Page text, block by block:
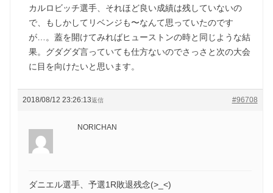
カルロビッチ選手、それほど良い成績は残していないの
で、もしかしてリベンジも〜なんて思っていたのです
が…。蓋を開けてみればヒューストンの時と同じような結
果。グダグダ言っていても仕方ないのでさっさと次の大会
に目を向けたいと思います。
2018/08/12 23:26:13 #96708
返信
NORICHAN
ダニエル選手、予選1R敗退残念(>_<)